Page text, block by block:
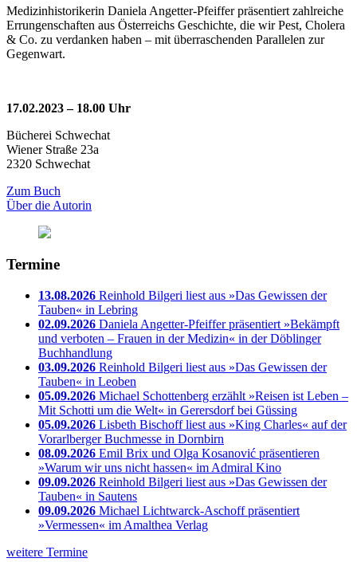
Medizinhistorikerin Daniela Angetter-Pfeiffer präsentiert zahlreiche
Errungenschaften aus Österreichs Geschichte, die wir Pest, Cholera
& Co. zu verdanken haben – mit überraschenden Parallelen zur
Gegenwart.
17.02.2023 – 18.00 Uhr
Bücherei Schwechat
Wiener Straße 23a
2320 Schwechat
Zum Buch
Über die Autorin
Termine
13.08.2026 Reinhold Bilgeri liest aus »Das Gewissen der
Tauben« in Lebring
02.09.2026 Daniela Angetter-Pfeiffer präsentiert »Bekämpft
und verboten – Frauen in der Medizin« in der Döblinger
Buchhandlung
03.09.2026 Reinhold Bilgeri liest aus »Das Gewissen der
Tauben« in Leoben
05.09.2026 Michael Schottenberg erzählt »Reisen ist Leben –
Mit Schotti um die Welt« in Gerersdorf bei Güssing
05.09.2026 Lisbeth Bischoff liest aus »King Charles« auf der
Vorarlberger Buchmesse in Dornbirn
08.09.2026 Emil Brix und Olga Kosanović präsentieren
»Warum wir uns nicht hassen« im Admiral Kino
09.09.2026 Reinhold Bilgeri liest aus »Das Gewissen der
Tauben« in Sautens
09.09.2026 Michael Lichtwarck-Aschoff präsentiert
»Vermessen« im Amalthea Verlag
weitere Termine